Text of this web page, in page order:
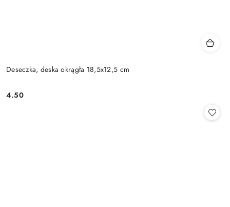
Deseczka, deska okrągła 18,5x12,5 cm
Cena:
4.50